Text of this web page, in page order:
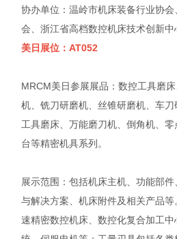
协办单位：温岭市机床装备行业协
会、浙江省高档数控机床技术创新
美日展位：AT052
MRCM美日参展展品：数控工具磨
机、铣刀研磨机、丝锥研磨机、车
工具磨床、万能磨刀机、倒角机、
台等精密机具系列。
展示范围：包括机床主机、功能部
与解决方案、机床附件及相关产品
速精密数控机床、数控化复合加工